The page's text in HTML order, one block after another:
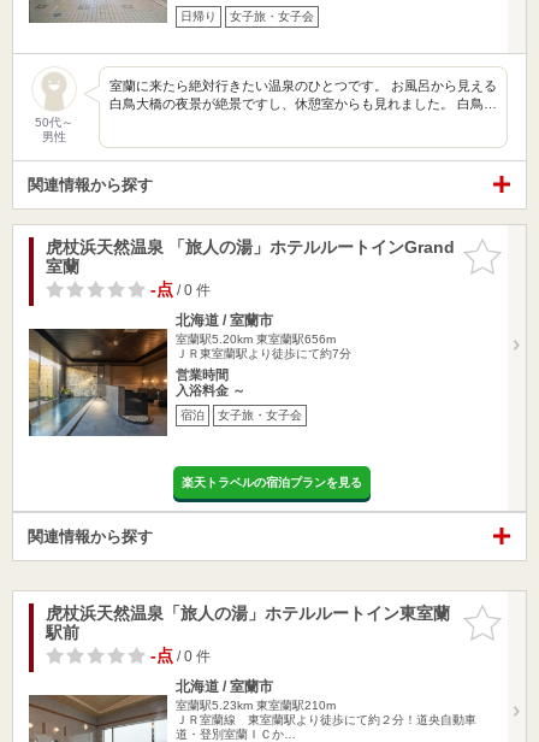
日帰り 女子旅・女子会
50代～
男性
室蘭に来たら絶対行きたい温泉のひとつです。 お風呂から見える
白鳥大橋の夜景が絶景ですし、休憩室からも見れました。 白鳥…
関連情報から探す
お気に入
りに追加
虎杖浜天然温泉 「旅人の湯」ホテルルートインGrand
室蘭
-点/ 0 件
北海道 / 室蘭市
室蘭駅5.20km 東室蘭駅656m
ＪＲ東室蘭駅より徒歩にて約7分
営業時間
入浴料金 ～
宿泊 女子旅・女子会
楽天トラベルの宿泊プランを見る
関連情報から探す
お気に入
りに追加
虎杖浜天然温泉「旅人の湯」ホテルルートイン東室蘭
駅前
-点/ 0 件
北海道 / 室蘭市
室蘭駅5.23km 東室蘭駅210m
ＪＲ室蘭線 東室蘭駅より徒歩にて約２分！道央自動車
道・登別室蘭ＩＣか…